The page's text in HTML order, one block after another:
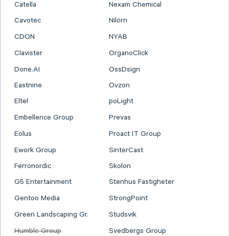
Catella
Nexam Chemical
Cavotec
Nilörn
CDON
NYAB
Clavister
OrganoClick
Done.AI
OssDsign
Eastnine
Ovzon
Eltel
poLight
Embellence Group
Prevas
Eolus
Proact IT Group
Ework Group
SinterCast
Ferronordic
Skolon
G5 Entertainment
Stenhus Fastigheter
Gentoo Media
StrongPoint
Green Landscaping Gr.
Studsvik
Humble Group
Svedbergs Group